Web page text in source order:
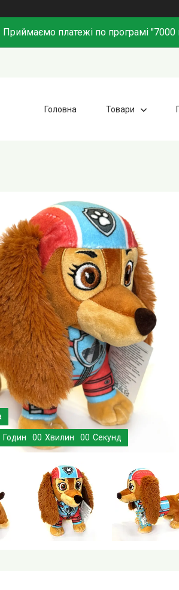
Приймаємо платежі по програмі
Головна Товари
Годин 00 Хвилин 00 Секунд